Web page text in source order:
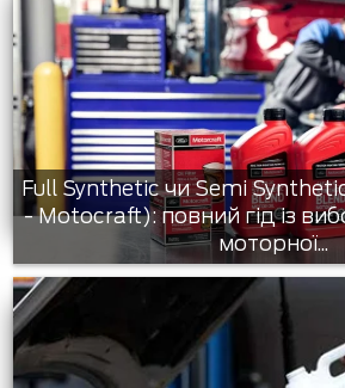
Full Synthetic чи Semi
- Motocraft): повний гід із
моторної...